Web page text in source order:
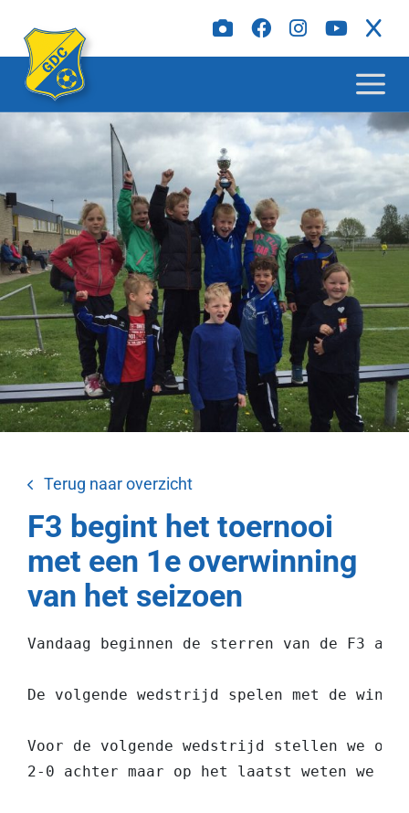
Terug naar overzicht
F3 begint het toernooi
met een 1e overwinning
van het seizoen
Vandaag beginnen de sterren van de F3
De volgende wedstrijd spelen met de
Voor de volgende wedstrijd stellen we
2-0 achter maar op het laatst weten we